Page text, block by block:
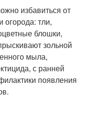
избавиться от
огорода: тли,
блошки,
зольной
мыла,
с ранней
появления